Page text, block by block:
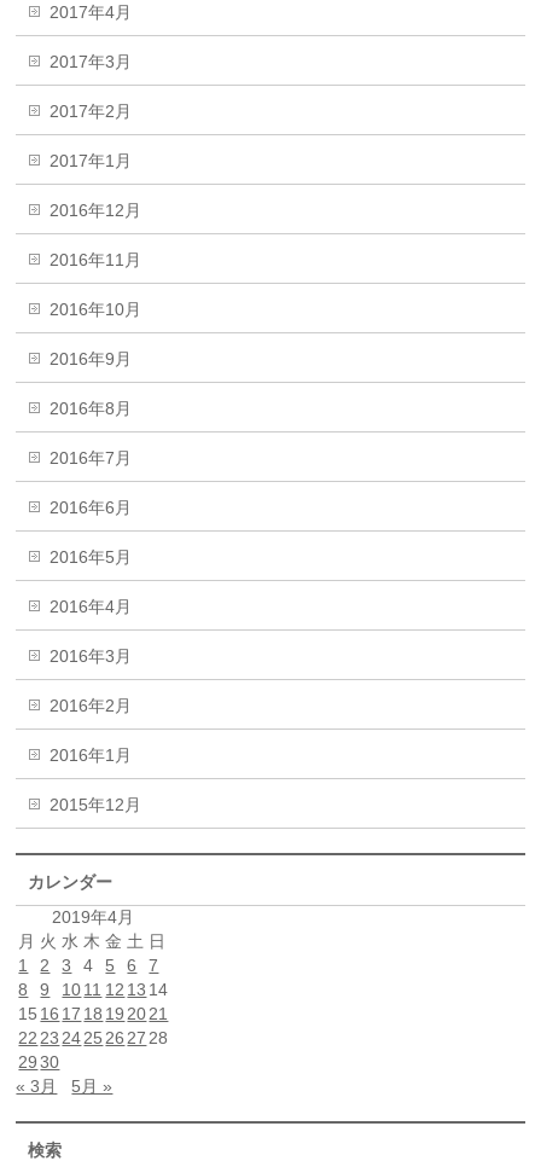
2017年4月
2017年3月
2017年2月
2017年1月
2016年12月
2016年11月
2016年10月
2016年9月
2016年8月
2016年7月
2016年6月
2016年5月
2016年4月
2016年3月
2016年2月
2016年1月
2015年12月
カレンダー
2019年4月
月 火 水 木 金 土 日
1
2 3 4 5 6
7
8
9 1011 12 13 14
15 16 17 18 19 2021
22 23 2425 26 27 28
29 30
« 3月
5月 »
検索